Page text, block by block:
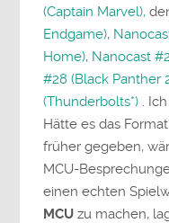
(Captain Marvel),
Endgame),
Home), Nanocast
#28 (Black Panther
(Thunderbolts*) .
Hätte es das
früher gegeben,
MCU-
einen echten
MCU zu machen,